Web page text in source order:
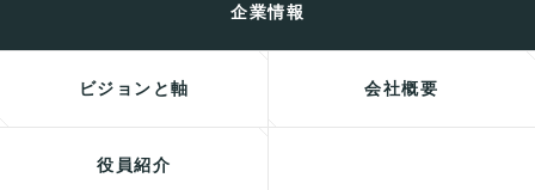
企業情報
ビジョンと軸 会社概要
役員紹介